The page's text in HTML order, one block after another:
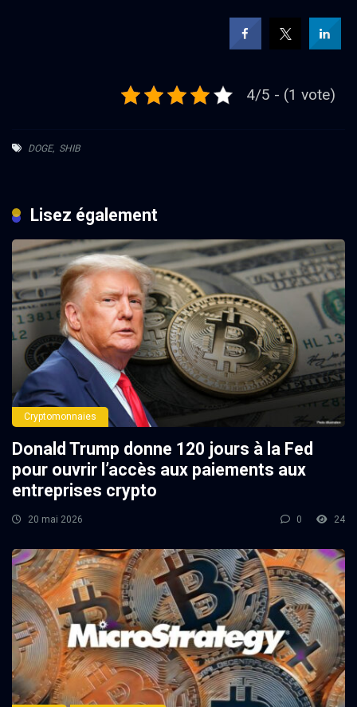
4/5 - (1 vote)
DOGE, SHIB
Lisez également
Cryptomonnaies
Donald Trump donne 120 jours à la Fed
pour ouvrir l’accès aux paiements aux
entreprises crypto
20 mai 2026 0 24